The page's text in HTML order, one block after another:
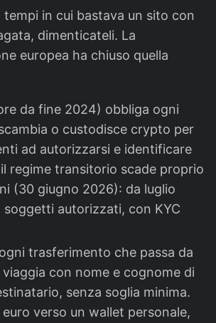
tempi in cui bastava un sito con
dimenticateli. La
europea ha chiuso quella
da fine 2024) obbliga ogni
o custodisce crypto per
ad autorizzarsi e identificare
regime transitorio scade proprio
(30 giugno 2026): da luglio
soggetti autorizzati, con KYC
trasferimento che passa da
con nome e cognome di
senza soglia minima.
euro verso un wallet personale,